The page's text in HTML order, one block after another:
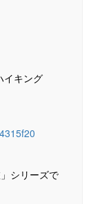
イキング
シリーズで